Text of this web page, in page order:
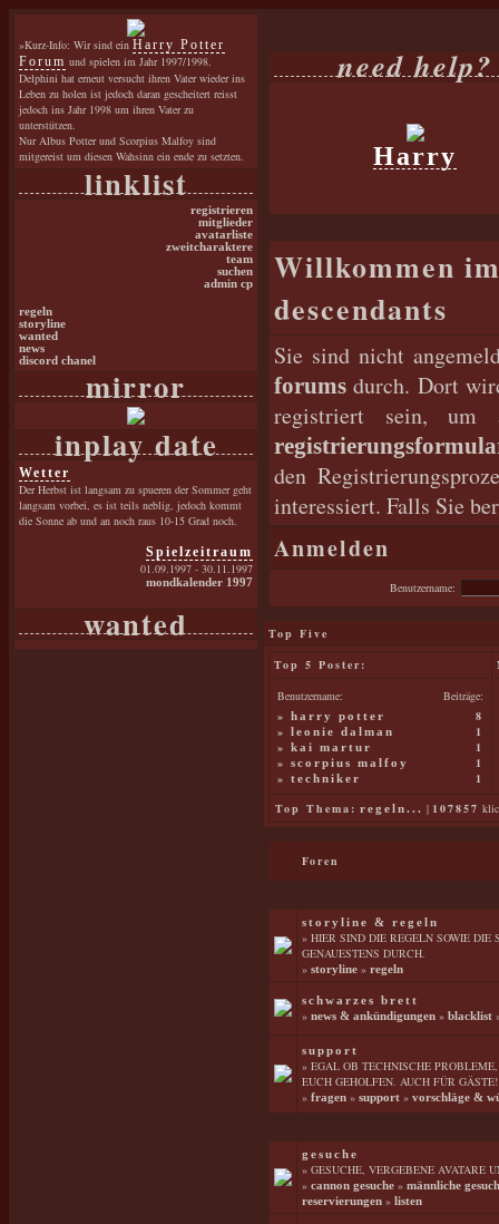
»Kurz-Info: Wir sind ein Harry Potter
Forum und spielen im Jahr 1997/1998.
Delphini hat erneut versucht ihren Vater wieder ins
Leben zu holen ist jedoch daran gescheitert reisst
jedoch ins Jahr 1998 um ihren Vater zu
unterstützen.
Nur Albus Potter und Scorpius Malfoy sind
mitgereist um diesen Wahsinn ein ende zu setzten.
linklist
registrieren
mitglieder
avatarliste
zweitcharaktere
team
suchen
admin cp
regeln
storyline
wanted
news
discord chanel
mirror
inplay date
Wetter
Der Herbst ist langsam zu spueren der Sommer geht
langsam vorbei, es ist teils neblig, jedoch kommt
die Sonne ab und an noch raus 10-15 Grad noch.
Spielzeitraum
01.09.1997 - 30.11.1997
mondkalender 1997
wanted
need help?
Harry
Willkommen
descendants
Sie sind nicht
forums durch. Dort
registriert sein, um
den
interessiert. Falls Sie
Anmelden
Benutzername:
Top Five
Top 5 Poster:
Benutzername:
Beiträge:
»
harry potter
» leonie dalman
» kai martur
» scorpius malfoy
» techniker
8
1
1
1
1
Top Thema: regeln... | 107857
Foren
storyline & regeln
» HIER SIND DIE REGELN SOWIE DIE
GENAUESTENS DURCH.
» storyline » regeln
schwarzes brett
» news & ankündigungen » blacklist
support
» EGAL OB TECHNISCHE
EUCH GEHOLFEN. AUCH FÜR GÄSTE!
» fragen » support » vorschläge &
gesuche
» GESUCHE, VERGEBENE AVATARE
» cannon gesuche » männliche
reservierungen » listen